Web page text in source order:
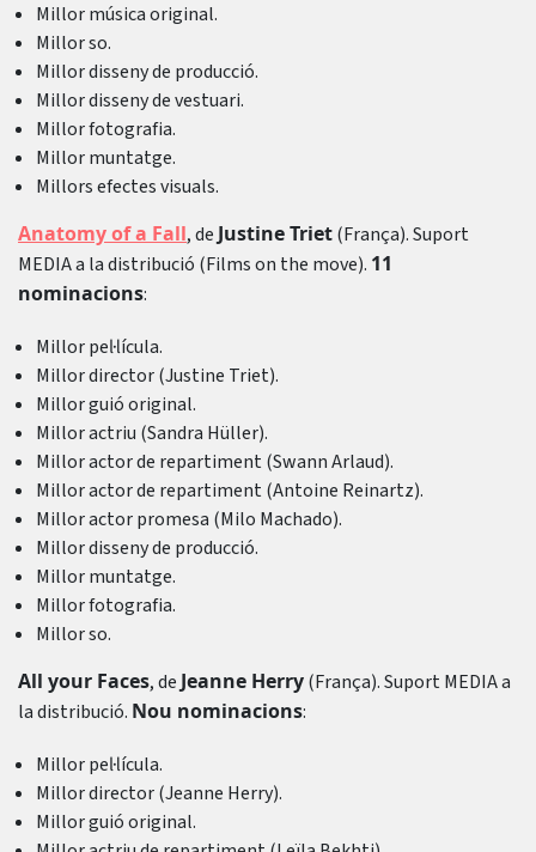
Millor música original.
Millor so.
Millor disseny de producció.
Millor disseny de vestuari.
Millor fotografia.
Millor muntatge.
Millors efectes visuals.
Anatomy of a Fall, de Justine Triet(França). Suport
MEDIA a la distribució (Films on the move). 11
nominacions:
Millor pel·lícula.
Millor director (Justine Triet).
Millor guió original.
Millor actriu (Sandra Hüller).
Millor actor de repartiment (Swann Arlaud).
Millor actor de repartiment (Antoine Reinartz).
Millor actor promesa (Milo Machado).
Millor disseny de producció.
Millor muntatge.
Millor fotografia.
Millor so.
All your Faces, de Jeanne Herry(França). Suport MEDIA a
la distribució. Nou nominacions:
Millor pel·lícula.
Millor director (Jeanne Herry).
Millor guió original.